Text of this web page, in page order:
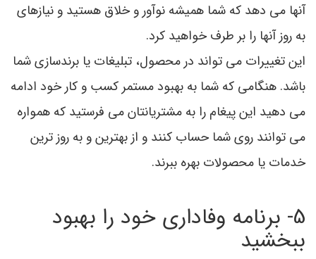
آنها می دهد که شما همیشه نوآور و خلاق هستید و نیازهای
به روز آنها را بر طرف خواهید کرد.
این تغییرات می تواند در محصول، تبلیغات یا برندسازی شما
باشد. هنگامی که شما به بهبود مستمر کسب و کار خود ادامه
می دهید این پیغام را به مشتریانتان می فرستید که همواره
می توانند روی شما حساب کنند و از بهترین و به روز ترین
خدمات یا محصولات بهره ببرند.
5- برنامه وفاداری خود را بهبود
ببخشید